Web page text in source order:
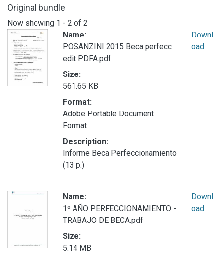
Original bundle
Now showing 1 - 2 of 2
Name:
POSANZINI 2015 Beca perfecc
edit PDFA.pdf
Size:
561.65 KB
Format:
Adobe Portable Document
Format
Description:
Informe Beca Perfeccionamiento
(13 p.)
Downl
oad
Name:
1º AÑO PERFECCIONAMIENTO -
TRABAJO DE BECA.pdf
Size:
5.14 MB
Downl
oad